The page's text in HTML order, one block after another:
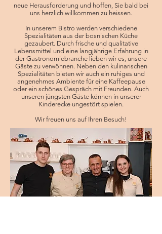
neue Herausforderung und hoffen, Sie bald bei
uns herzlich willkommen zu heissen.
In unserem Bistro werden verschiedene
Spezialitäten aus der bosnischen Küche
gezaubert. Durch frische und qualitative
Lebensmittel und eine langjährige Erfahrung in
der Gastronomiebranche lieben wir es, unsere
Gäste zu verwöhnen. Neben den kulinarischen
Spezialitäten bieten wir auch ein ruhiges und
angenehmes Ambiente für eine Kaffeepause
oder ein schönes Gespräch mit Freunden. Auch
unseren jüngsten Gäste können in unserer
Kinderecke ungestört spielen.
Wir freuen uns auf Ihren Besuch!